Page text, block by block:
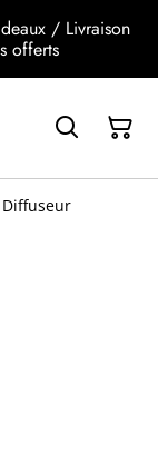
/ Livraison
offerts
Diffuseur